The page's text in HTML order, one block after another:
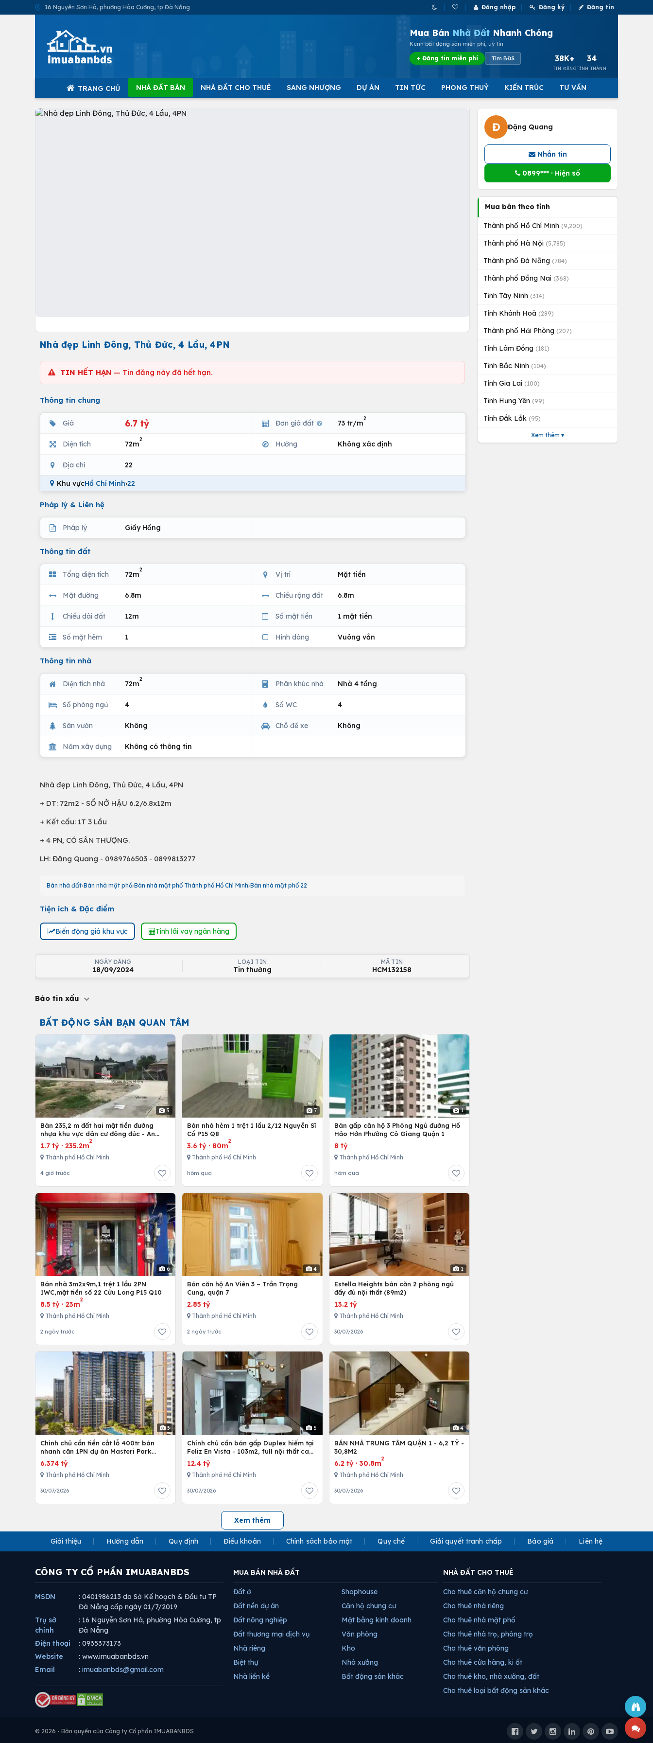
16 Nguyễn Sơn Hà, phường Hòa Cường, tp Đà Nẵng Đăng nhập Đăng ký Đăng tin
Mua Bán Nhà Đất Nhanh Chóng
Kênh bất động sản miễn phí, uy tín
+ Đăng tin miễn phí Tìm BĐS 38K+
TIN ĐĂNG
34
TỈNH THÀNH
TRANG CHỦ NHÀ ĐẤT BÁN NHÀ ĐẤT CHO THUÊ SANG NHƯỢNG DỰ ÁN TIN TỨC PHONG THUỶ KIẾN TRÚC TƯ VẤN
Nhà đẹp Linh Đông, Thủ Đức, 4 Lầu, 4PN
TIN HẾT HẠN — Tin đăng này đã hết hạn.
Thông tin chung
Giá 6.7 tỷ Đơn giá đất 73 tr/m
2
Diện tích 72m
2
Hướng Không xác định
Địa chỉ 22
Khu vựcHồ Chí Minh›22
Pháp lý & Liên hệ
Pháp lý Giấy Hồng
Thông tin đất
Tổng diện tích 72m
2
Vị trí Mặt tiền
Mặt đường 6.8m Chiều rộng đất 6.8m
Chiều dài đất 12m Số mặt tiền 1 mặt tiền
Số mặt hẻm 1 Hình dáng Vuông vắn
Thông tin nhà
Diện tích nhà 72m
2
Phân khúc nhà Nhà 4 tầng
Số phòng ngủ 4 Số WC 4
Sân vườn Không Chỗ để xe Không
Năm xây dựng Không có thông tin
Nhà đẹp Linh Đông, Thủ Đức, 4 Lầu, 4PN
+ DT: 72m2 - SỔ NỞ HẬU 6.2/6.8x12m
+ Kết cấu: 1T 3 Lầu
+ 4 PN, CÓ SÂN THƯỢNG.
LH: Đăng Quang - 0989766503 - 0899813277
Bán nhà đất Bán nhà mặt phố Bán nhà mặt phố Thành phố Hồ Chí Minh Bán nhà mặt phố 22
Tiện ích & Đặc điểm
Biến động giá khu vực Tính lãi vay ngân hàng
NGÀY ĐĂNG
18/09/2024
LOẠI TIN
Tin thường
MÃ TIN
HCM132158
Báo tin xấu
BẤT ĐỘNG SẢN BẠN QUAN TÂM
5
Bán 235,2 m đất hai mặt tiền đường
nhựa khu vực dân cư đông đúc - An
nhứt-Long Điền - Bà Rịa
1.7 tỷ · 235.2m
2
Thành phố Hồ Chí Minh
4 giờ trước
7
Bán nhà hẻm 1 trệt 1 lầu 2/12 Nguyễn Sĩ
Cố P15 Q8
3.6 tỷ · 80m
2
Thành phố Hồ Chí Minh
hôm qua
1
Bán gấp căn hộ 3 Phòng Ngủ đường Hồ
Hảo Hớn Phường Cô Giang Quận 1
8 tỷ
Thành phố Hồ Chí Minh
hôm qua
6
Bán nhà 3m2x9m,1 trệt 1 lầu 2PN
1WC,mặt tiền số 22 Cửu Long P15 Q10
8.5 tỷ · 23m
2
Thành phố Hồ Chí Minh
2 ngày trước
4
Bán căn hộ An Viên 3 – Trần Trọng
Cung, quận 7
2.85 tỷ
Thành phố Hồ Chí Minh
2 ngày trước
1
Estella Heights bán căn 2 phòng ngủ
đầy đủ nội thất (89m2)
13.2 tỷ
Thành phố Hồ Chí Minh
30/07/2026
3
Chính chủ cần tiền cắt lỗ 400tr bán
nhanh căn 1PN dự án Masteri Park
Place
6.374 tỷ
Thành phố Hồ Chí Minh
30/07/2026
5
Chính chủ cần bán gấp Duplex hiếm tại
Feliz En Vista - 103m2, full nội thất cao
cấp
12.4 tỷ
Thành phố Hồ Chí Minh
30/07/2026
4
BÁN NHÀ TRUNG TÂM QUẬN 1 - 6,2 TỶ -
30,8M2
6.2 tỷ· 30.8m
2
Thành phố Hồ Chí Minh
30/07/2026
Xem thêm
Đ Đặng Quang
Nhắn tin
0899*** · Hiện số
Mua bán theo tỉnh
Thành phố Hồ Chí Minh (9,200)
Thành phố Hà Nội (5,785)
Thành phố Đà Nẵng (784)
Thành phố Đồng Nai (368)
Tỉnh Tây Ninh (314)
Tỉnh Khánh Hoà (289)
Thành phố Hải Phòng (207)
Tỉnh Lâm Đồng (181)
Tỉnh Bắc Ninh (104)
Tỉnh Gia Lai (100)
Tỉnh Hưng Yên (99)
Tỉnh Đắk Lắk (95)
Xem thêm ▾
Giới thiệu Hướng dẫn Quy định Điều khoản Chính sách bảo mật Quy chế Giải quyết tranh chấp Báo giá Liên hệ
CÔNG TY CỔ PHẦN IMUABANBDS
MSDN
: 0401986213 do Sở Kế hoạch & Đầu tư TP
Đà Nẵng cấp ngày 01/7/2019
Trụ sở
chính
: 16 Nguyễn Sơn Hà, phường Hòa Cường, tp
Đà Nẵng
Điện thoại
: 0935373173
Website
: www.imuabanbds.vn
Email
: imuabanbds@gmail.com
MUA BÁN NHÀ ĐẤT
Đất ở
Đất nền dự án
Đất nông nghiệp
Đất thương mại dịch vụ
Nhà riêng
Biệt thự
Nhà liền kề
Shophouse
Căn hộ chung cư
Mặt bằng kinh doanh
Văn phòng
Kho
Nhà xưởng
Bất động sản khác
NHÀ ĐẤT CHO THUÊ
Cho thuê căn hộ chung cư
Cho thuê nhà riêng
Cho thuê nhà mặt phố
Cho thuê nhà trọ, phòng trọ
Cho thuê văn phòng
Cho thuê cửa hàng, ki ốt
Cho thuê kho, nhà xưởng, đất
Cho thuê loại bất động sản khác
© 2026 - Bản quyền của Công ty Cổ phần IMUABANBDS